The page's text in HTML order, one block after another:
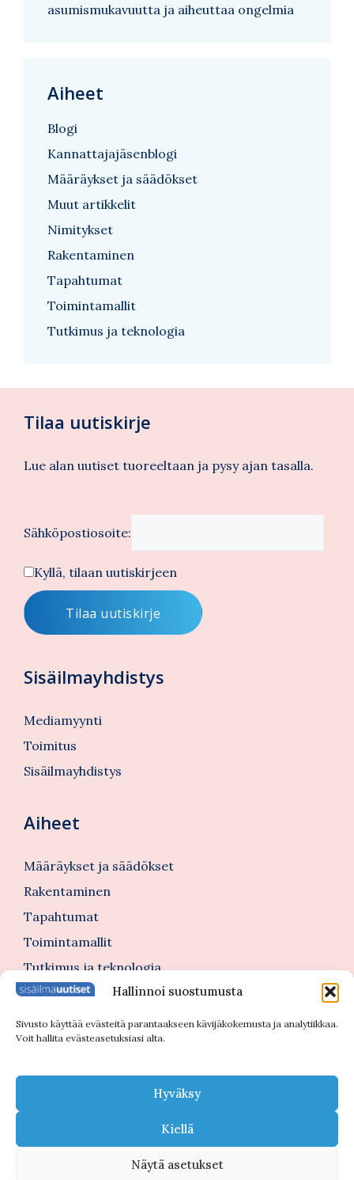
Hallinnoi suostumusta
Sivusto käyttää evästeitä parantaakseen kävijäkokemusta ja analytiikkaa.
Voit hallita evästeasetuksiasi alta.
Hyväksy
Kiellä
Näytä asetukset
asumismukavuutta ja aiheuttaa ongelmia
Aiheet
Blogi
Kannattajajäsenblogi
Määräykset ja säädökset
Muut artikkelit
Nimitykset
Rakentaminen
Tapahtumat
Toimintamallit
Tutkimus ja teknologia
Tilaa uutiskirje
Lue alan uutiset tuoreeltaan ja pysy ajan tasalla.
Sähköpostiosoite:
Kyllä, tilaan uutiskirjeen
Sisäilmayhdistys
Mediamyynti
Toimitus
Sisäilmayhdistys
Aiheet
Määräykset ja säädökset
Rakentaminen
Tapahtumat
Toimintamallit
Tutkimus ja teknologia
Tutustu myös
© 2026 Sisäilmauutiset |Tietosuojaseloste